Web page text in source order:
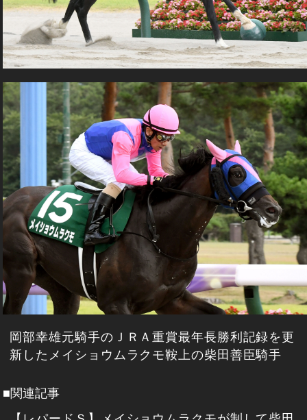
岡部幸雄元騎手のＪＲＡ重賞最年長勝利記録を更
新したメイショウムラクモ鞍上の柴田善臣騎手
■関連記事